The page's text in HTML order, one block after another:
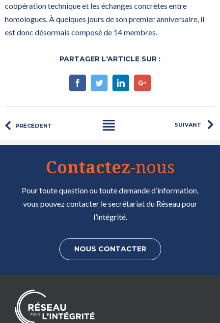
coopération technique et les échanges concrètes entre
homologues. À quelques jours de son premier anniversaire, il
est donc désormais composé de 14 membres.
PARTAGER L'ARTICLE SUR :
FacebookTwitterLinkedinGoogle+
PRÉCÉDENT SUIVANT
Contactez-nous
Pour toute question ou toute demande d’information,
vous pouvez contacter le secrétariat du Réseau pour
l’intégrité.
NOUS CONTACTER